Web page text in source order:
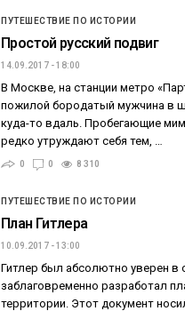
ПУТЕШЕСТВИЕ ПО ИСТОРИИ
Простой русский подвиг
14.09.2017 - 18:00
В Москве, на станции метро
пожилой бородатый мужчина в
куда-то вдаль. Пробегающие
редко утруждают себя тем, …
0 0 8 310
ПУТЕШЕСТВИЕ ПО ИСТОРИИ
План Гитлера
10.09.2017 - 13:00
Гитлер был абсолютно уверен в
заблаговременно разработал
территории. Этот документ